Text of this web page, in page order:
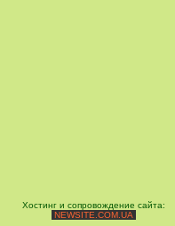
Хостинг и сопровождение сайта:
NEWSITE.COM.UA